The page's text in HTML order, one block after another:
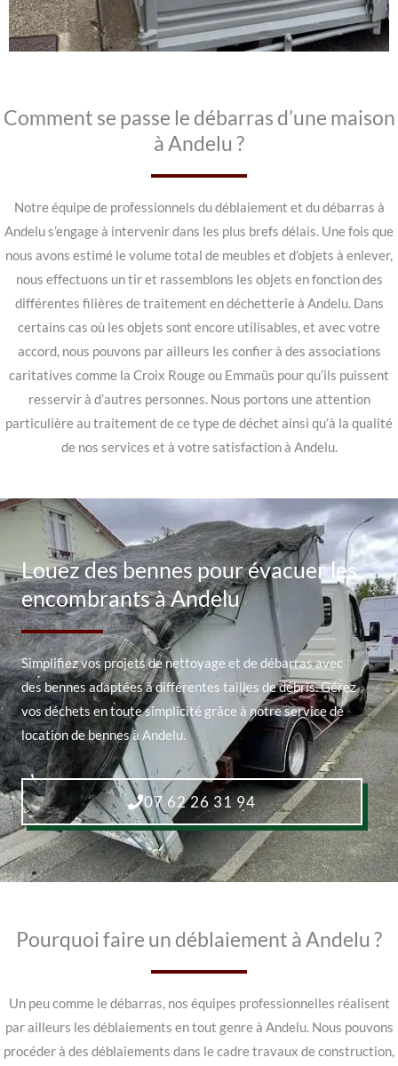
Comment se passe le débarras d’une maison
à Andelu ?
Notre équipe de professionnels du déblaiement et du débarras à
Andelu s’engage à intervenir dans les plus brefs délais. Une fois que
nous avons estimé le volume total de meubles et d’objets à enlever,
nous effectuons un tir et rassemblons les objets en fonction des
différentes filières de traitement en déchetterie à Andelu. Dans
certains cas où les objets sont encore utilisables, et avec votre
accord, nous pouvons par ailleurs les confier à des associations
caritatives comme la Croix Rouge ou Emmaüs pour qu’ils puissent
resservir à d’autres personnes. Nous portons une attention
particulière au traitement de ce type de déchet ainsi qu’à la qualité
de nos services et à votre satisfaction à Andelu.
Louez des bennes pour évacuer les
encombrants à Andelu
Simplifiez vos projets de nettoyage et de débarras avec
des bennes adaptées à différentes tailles de débris. Gérez
vos déchets en toute simplicité grâce à notre service de
location de bennes à Andelu.
07 62 26 31 94
Pourquoi faire un déblaiement à Andelu ?
Un peu comme le débarras, nos équipes professionnelles réalisent
par ailleurs les déblaiements en tout genre à Andelu. Nous pouvons
procéder à des déblaiements dans le cadre travaux de construction,